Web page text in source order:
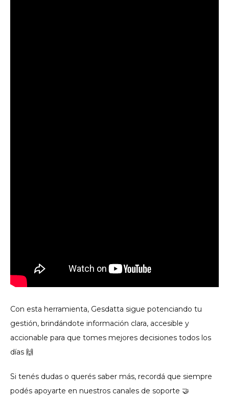
Con esta herramienta, Gesdatta sigue potenciando tu
gestión, brindándote información clara, accesible y
accionable para que tomes mejores decisiones todos los
días 🙌
Si tenés dudas o querés saber más, recordá que siempre
podés apoyarte en nuestros canales de soporte 🤝